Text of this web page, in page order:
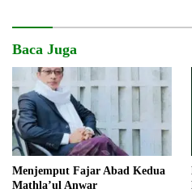
Baca Juga
Menjemput Fajar Abad Kedua
Mathla’ul Anwar